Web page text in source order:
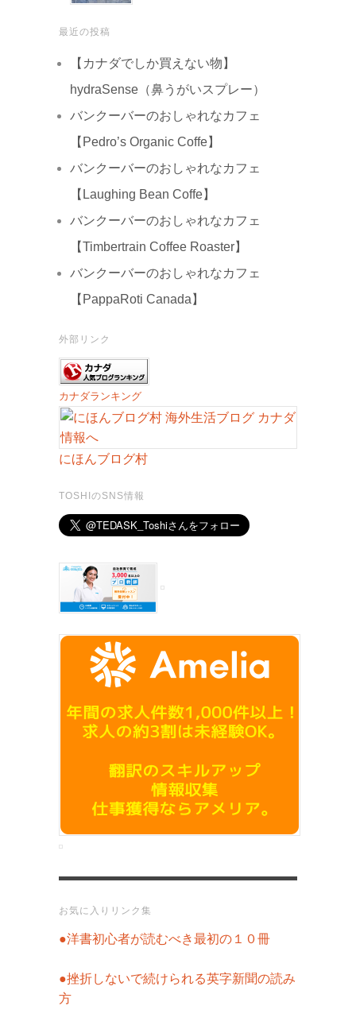
最近の投稿
【カナダでしか買えない物】
hydraSense（鼻うがいスプレー）
バンクーバーのおしゃれなカフェ
【Pedro’s Organic Coffe】
バンクーバーのおしゃれなカフェ
【Laughing Bean Coffe】
バンクーバーのおしゃれなカフェ
【Timbertrain Coffee Roaster】
バンクーバーのおしゃれなカフェ
【PappaRoti Canada】
外部リンク
カナダランキング
にほんブログ村
TOSHIのSNS情報
お気に入りリンク集
●洋書初心者が読むべき最初の１０冊
●挫折しないで続けられる英字新聞の読み
方